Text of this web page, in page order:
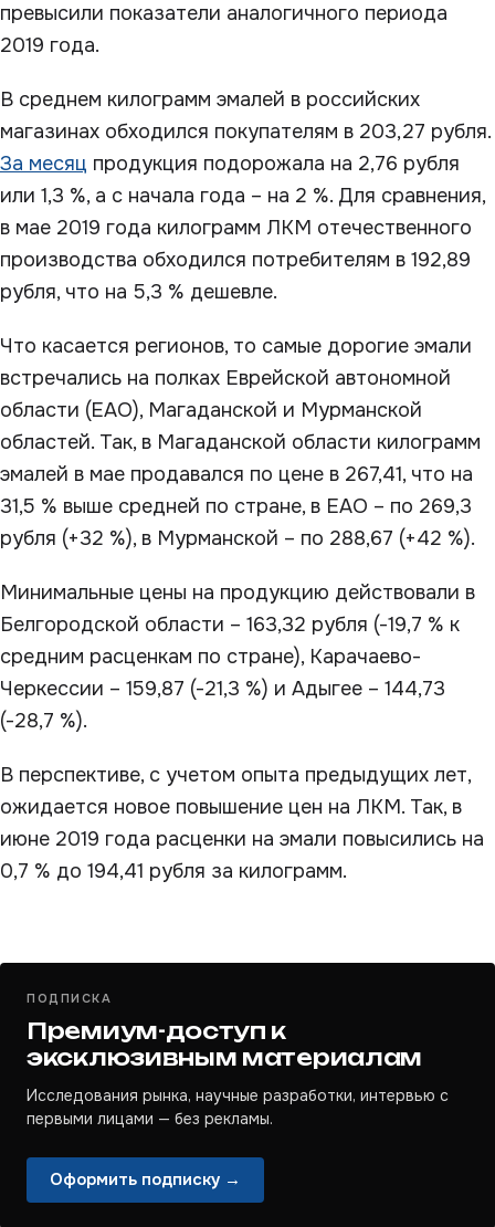
превысили показатели аналогичного периода
2019 года.
В среднем килограмм эмалей в российских
магазинах обходился покупателям в 203,27 рубля.
За месяц продукция подорожала на 2,76 рубля
или 1,3 %, а с начала года – на 2 %. Для сравнения,
в мае 2019 года килограмм ЛКМ отечественного
производства обходился потребителям в 192,89
рубля, что на 5,3 % дешевле.
Что касается регионов, то самые дорогие эмали
встречались на полках Еврейской автономной
области (ЕАО), Магаданской и Мурманской
областей. Так, в Магаданской области килограмм
эмалей в мае продавался по цене в 267,41, что на
31,5 % выше средней по стране, в ЕАО – по 269,3
рубля (+32 %), в Мурманской – по 288,67 (+42 %).
Минимальные цены на продукцию действовали в
Белгородской области – 163,32 рубля (-19,7 % к
средним расценкам по стране), Карачаево-
Черкессии – 159,87 (-21,3 %) и Адыгее – 144,73
(-28,7 %).
В перспективе, с учетом опыта предыдущих лет,
ожидается новое повышение цен на ЛКМ. Так, в
июне 2019 года расценки на эмали повысились на
0,7 % до 194,41 рубля за килограмм.
ПОДПИСКА
Премиум-доступ к
эксклюзивным материалам
Исследования рынка, научные разработки, интервью с
первыми лицами — без рекламы.
Оформить подписку →